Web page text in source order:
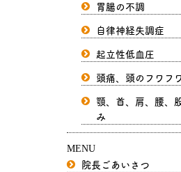
胃腸の不調
自律神経失調症
起立性低血圧
頭痛、頭のフワフ
顎、首、肩、腰、
み
MENU
院長ごあいさつ